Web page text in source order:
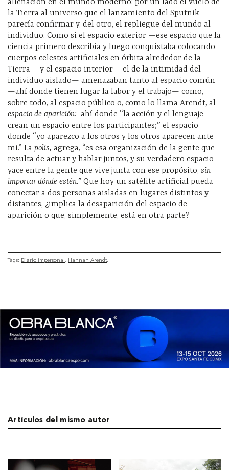
alienación en el mundo moderno: por un lado el vuelo de
la Tierra al universo que el lanzamiento del Sputnik
parecía confirmar y, del otro, el repliegue del mundo al
individuo. Como si el espacio exterior —ese espacio que la
ciencia primero describía y luego conquistaba colocando
cuerpos celestes artificiales en órbita alrededor de la
Tierra— y el espacio interior —el de la intimidad del
individuo aislado— amenazaban tanto al espacio común
—ahí donde tienen lugar la labor y el trabajo— como,
sobre todo, al espacio público o, como lo llama Arendt, al
espacio de aparición: ahí donde “la acción y el lenguaje
crean un espacio entre los participantes;” el espacio
donde “yo aparezco a los otros y los otros aparecen ante
mi.” La polis, agrega, “es esa organización de la gente que
resulta de actuar y hablar juntos, y su verdadero espacio
yace entre la gente que vive junta con ese propósito, sin
importar dónde estén.” Que hoy un satélite artificial pueda
conectar a dos personas aisladas en lugares distintos y
distantes, ¿implica la desaparición del espacio de
aparición o que, simplemente, está en otra parte?
Tags: Diario impersonal Hannah Arendt
Artículos del mismo autor